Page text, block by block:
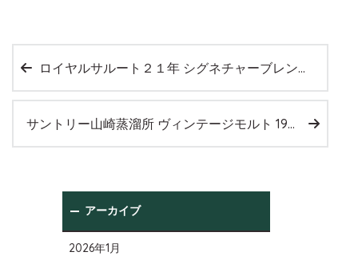
ロイヤルサルート２１年 シグネチャーブレンドを宅配買取させて頂きました。
サントリー山崎蒸溜所 ヴィンテージモルト 1984-2004を宅配買取いたしました。
アーカイブ
2026年1月